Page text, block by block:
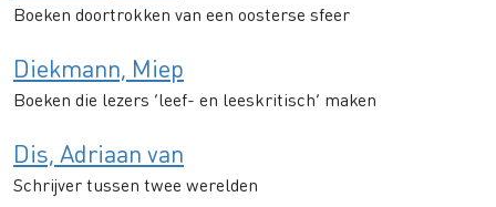
Boeken doortrokken van een oosterse sfeer
Diekmann, Miep
Boeken die lezers ‘leef- en leeskritisch’ maken
Dis, Adriaan van
Schrijver tussen twee werelden